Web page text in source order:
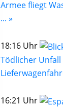
Armee fliegt
... »
18:16 Uhr
Tödlicher Unfall
16:21 Uhr